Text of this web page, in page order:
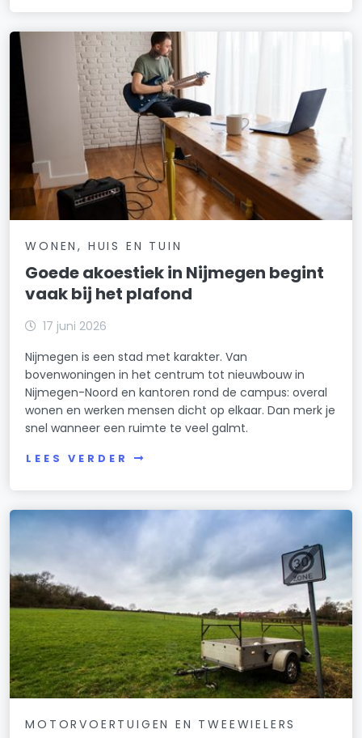
WONEN, HUIS EN TUIN
Goede akoestiek in Nijmegen begint
vaak bij het plafond
17 juni 2026
Nijmegen is een stad met karakter. Van
bovenwoningen in het centrum tot nieuwbouw in
Nijmegen-Noord en kantoren rond de campus: overal
wonen en werken mensen dicht op elkaar. Dan merk je
snel wanneer een ruimte te veel galmt.
LEES VERDER
MOTORVOERTUIGEN EN TWEEWIELERS